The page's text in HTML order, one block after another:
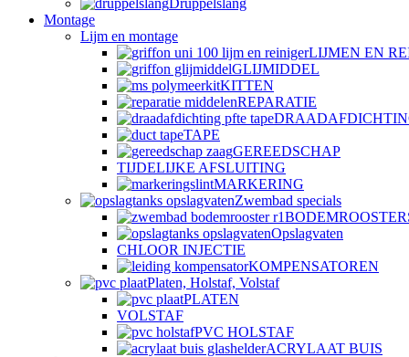
Druppelslang
Montage
Lijm en montage
LIJMEN EN
GLIJMIDDEL
KITTEN
REPARATIE
TAPE
GEREEDSCHAP
TIJDELIJKE AFSLUITING
MARKERING
Zwembad specials
Opslagvaten
CHLOOR INJECTIE
KOMPENSATOREN
Platen, Holstaf, Volstaf
PLATEN
VOLSTAF
PVC HOLSTAF
ACRYLAAT BUIS